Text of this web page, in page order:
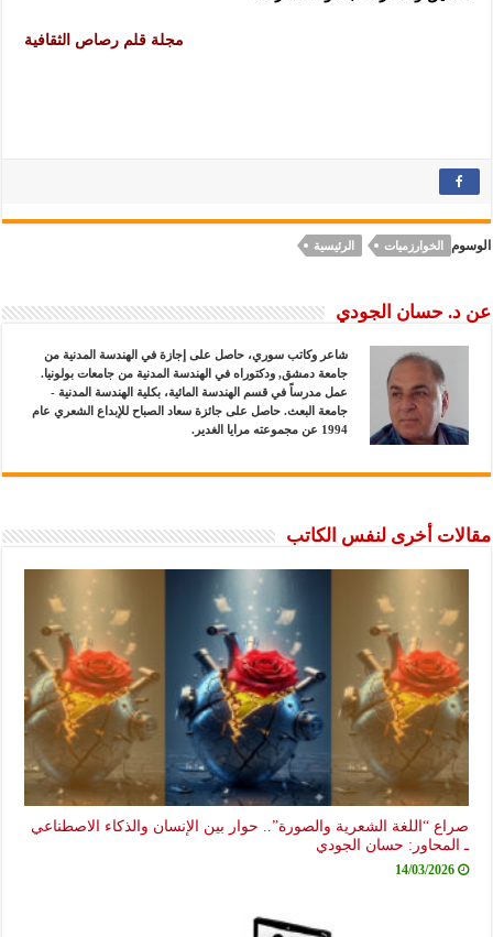
مجلة قلم رصاص الثقافية
الوسوم الخوارزميات الرئيسية
عن د. حسان الجودي
شاعر وكاتب سوري، حاصل على إجازة في الهندسة المدنية من
جامعة دمشق, ودكتوراه في الهندسة المدنية من جامعات بولونيا.
عمل مدرساً في قسم الهندسة المائية، بكلية الهندسة المدنية -
جامعة البعث. حاصل على جائزة سعاد الصباح للإبداع الشعري عام
1994 عن مجموعته مرايا الغدير.
مقالات أخرى لنفس الكاتب
صراع “اللغة الشعرية والصورة”.. حوار بين الإنسان والذكاء الاصطناعي
ـ المحاور: حسان الجودي
14/03/2026